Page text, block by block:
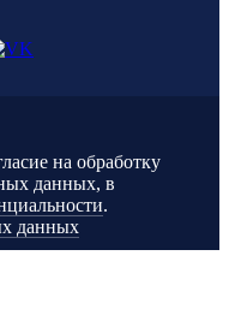
на обработку
данных, в
.
данных